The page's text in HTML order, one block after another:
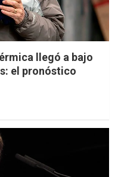
llegó a bajo
el pronóstico